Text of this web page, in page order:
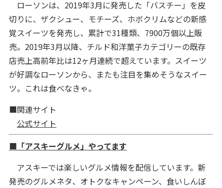
ローソンは、2019年3月に発売した「バスチー」を皮
切りに、ザクシュー、モチーズ、ホボクリムなどの新感
覚スイーツを発売し、累計で31種類、7900万個以上販
売。2019年3月以降、チルド和洋菓子カテゴリーの既存
店売上高前年比は12ヶ月連続で超えています。スイーツ
が好調なローソンから、またも注目を集めそうなスイー
ツ。これは食べなきゃ。
■関連サイト
公式サイト
■「アスキーグルメ」やってます
アスキーでは楽しいグルメ情報を配信しています。新
発売のグルメネタ、オトクなキャンペーン、食いしんぼ